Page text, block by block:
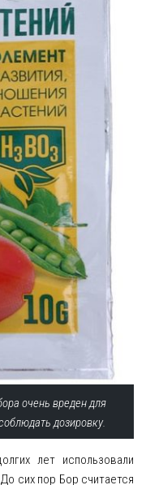
очень вреден для
дозировку.
лет использовали
сих пор Бор считается